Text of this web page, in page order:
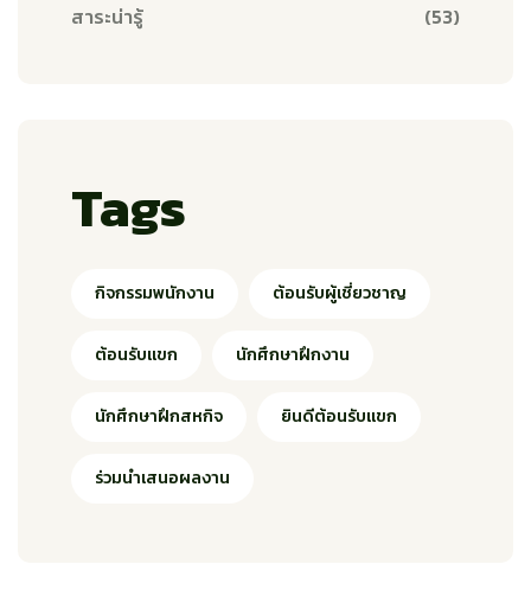
สาระน่ารู้
(53)
Tags
กิจกรรมพนักงาน ต้อนรับผู้เชี่ยวชาญ
ต้อนรับแขก นักศึกษาฝึกงาน
นักศึกษาฝึกสหกิจ ยินดีต้อนรับแขก
ร่วมนำเสนอผลงาน